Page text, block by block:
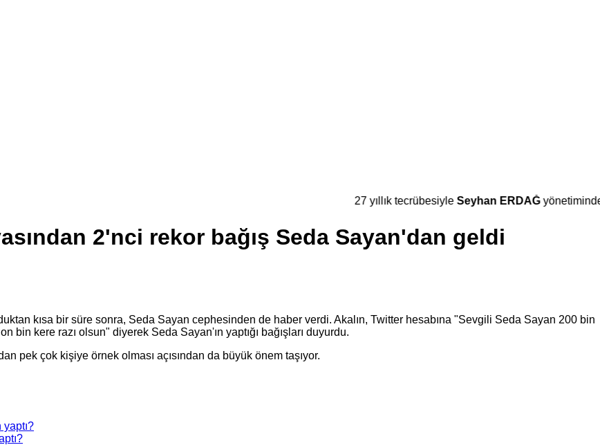
27 yıllık tecrübesiyleSeyhan ERDAĞyönetiminde
2'nci rekor bağış Seda Sayan'dan geldi
kısa bir süre sonra, Seda Sayan cephesinden de haber verdi. Akalın, Twitter hesabına "Sevgili Seda Sayan 200 bin
bin kere razı olsun" diyerek Seda Sayan'ın yaptığı bağışları duyurdu.
pek çok kişiye örnek olması açısından da büyük önem taşıyor.